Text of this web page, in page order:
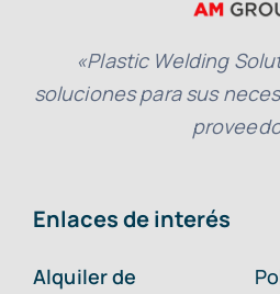
«Plastic Welding
soluciones para sus
Enlaces de interés
Alquiler de